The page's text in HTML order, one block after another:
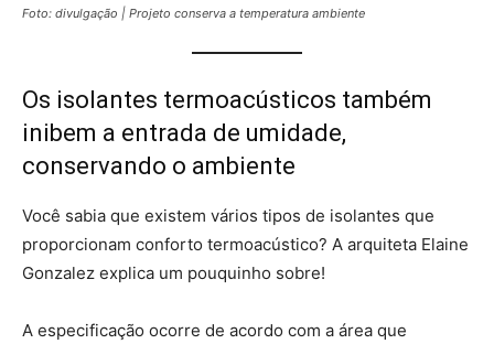
Foto: divulgação | Projeto conserva a temperatura ambiente
Os isolantes termoacústicos também
inibem a entrada de umidade,
conservando o ambiente
Você sabia que existem vários tipos de isolantes que
proporcionam conforto termoacústico? A arquiteta Elaine
Gonzalez explica um pouquinho sobre!
A especificação ocorre de acordo com a área que